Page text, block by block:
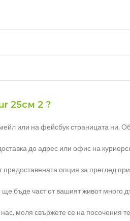
25см 2 ?
или на фейсбук страницата ни.
до адрес или офис на
опция за преглед
бъде част от вашият живот много
моля свържете се на посочения